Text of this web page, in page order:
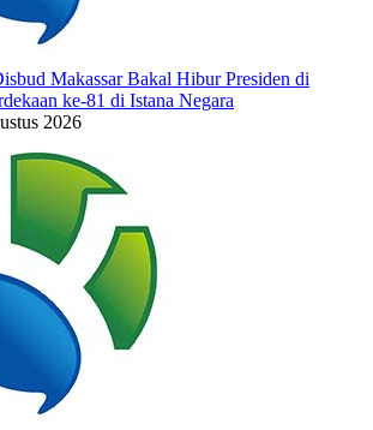
Makassar Bakal Hibur Presiden di
ke-81 di Istana Negara
2026